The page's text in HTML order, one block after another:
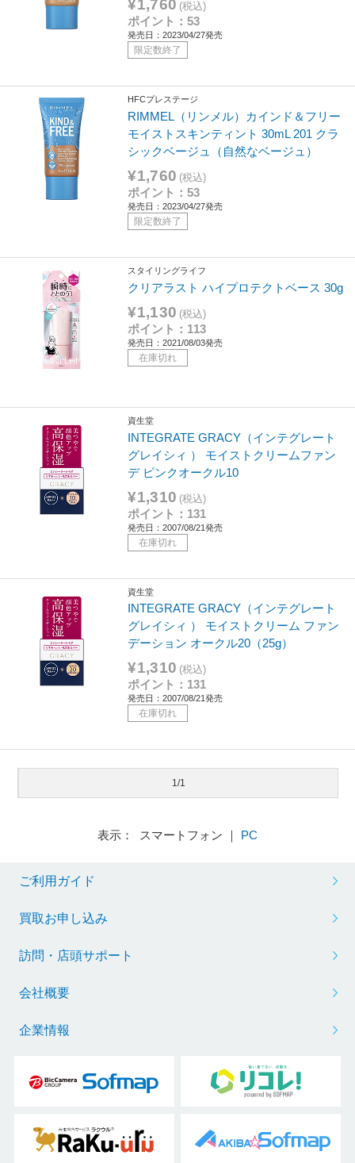
¥1,760 (税込)
ポイント：53
発売日：2023/04/27発売
限定数終了
HFCプレステージ
RIMMEL（リンメル）カインド＆フリー
モイストスキンティント 30mL 201 クラ
シックベージュ（自然なベージュ）
¥1,760 (税込)
ポイント：53
発売日：2023/04/27発売
限定数終了
スタイリングライフ
クリアラスト ハイプロテクトベース 30g
¥1,130 (税込)
ポイント：113
発売日：2021/08/03発売
在庫切れ
資生堂
INTEGRATE GRACY（インテグレート
グレイシィ ） モイストクリームファン
デ ピンクオークル10
¥1,310 (税込)
ポイント：131
発売日：2007/08/21発売
在庫切れ
資生堂
INTEGRATE GRACY（インテグレート
グレイシィ ） モイストクリーム ファン
デーション オークル20（25g）
¥1,310 (税込)
ポイント：131
発売日：2007/08/21発売
在庫切れ
1/1
表示： スマートフォン ｜ PC
ご利用ガイド
買取お申し込み
訪問・店頭サポート
会社概要
企業情報